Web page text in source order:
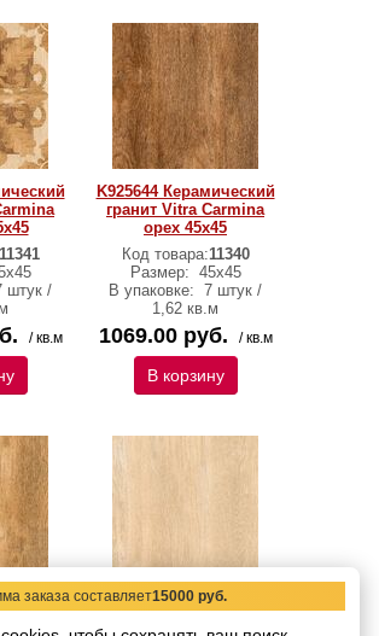
11341
штук /
/ кв.м
K925644 Керамический
гранит Vitra Carmina
орех 45х45
Код товара:11340
Размер: 45х45
В упаковке: 7 штук /
1,62 кв.м
1069.00 руб. / кв.м
В корзину
K925622 Керамический
заказа составляет15000 руб.